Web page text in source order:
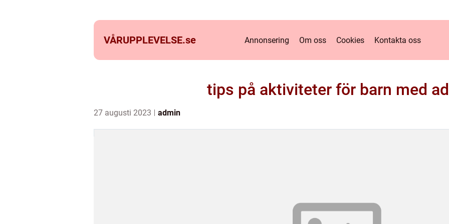
VÅRUPPLEVELSE.se Annonsering Om oss Cookies Kontakta oss
tips på aktiviteter för barn med
27 augusti 2023 admin